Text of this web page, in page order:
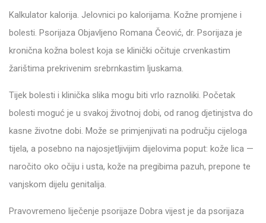
Kalkulator kalorija. Jelovnici po kalorijama. Kožne promjene i
bolesti. Psorijaza Objavljeno Romana Čeović, dr. Psorijaza je
kronična kožna bolest koja se klinički očituje crvenkastim
žarištima prekrivenim srebrnkastim ljuskama.
Tijek bolesti i klinička slika mogu biti vrlo raznoliki. Početak
bolesti moguć je u svakoj životnoj dobi, od ranog djetinjstva do
kasne životne dobi. Može se primjenjivati na području cijeloga
tijela, a posebno na najosjetljivijim dijelovima poput: kože lica —
naročito oko očiju i usta, kože na pregibima pazuh, prepone te
vanjskom dijelu genitalija.
Pravovremeno liječenje psorijaze Dobra vijest je da psorijaza